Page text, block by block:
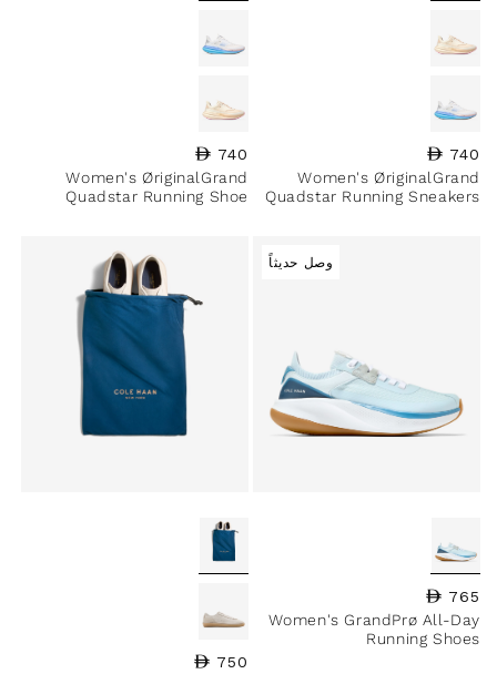
السعر العادي
740
Women's ØriginalGrand
Quadstar Running Sneakers
السعر العادي
740
Women's ØriginalGrand
Quadstar Running Shoe
وصل حديثاً
السعر العادي
765
Women's GrandPrø All-Day
Running Shoes
السعر العادي
750